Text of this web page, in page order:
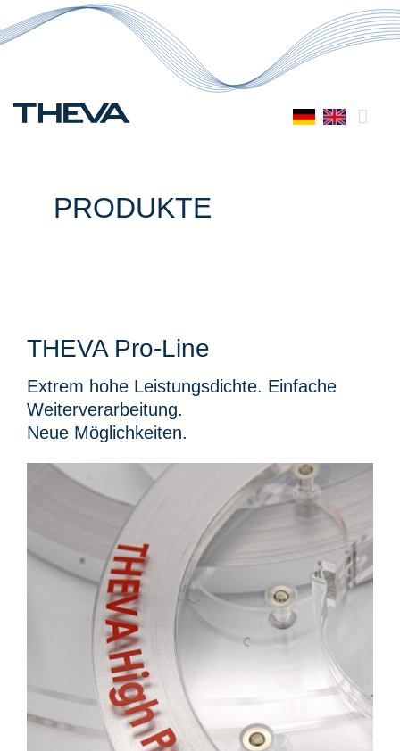
Inhalt
PRODUKTE
THEVA Pro-Line
Extrem hohe Leistungsdichte. Einfache
Weiterverarbeitung.
Neue Möglichkeiten.